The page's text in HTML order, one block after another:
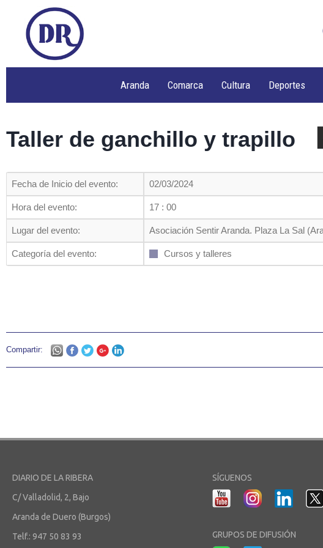
Aranda Comarca Cultura Deportes
Taller de ganchillo y trapillo
Fecha de Inicio del evento: 02/03/2024
Hora del evento: 17 : 00
Lugar del evento: Asociación Sentir Aranda. Plaza La Sal
Categoría del evento: Cursos y talleres
Compartir:
DIARIO DE LA RIBERA
C/ Valladolid, 2, Bajo
Aranda de Duero (Burgos)
Telf.: 947 50 83 93
SÍGUENOS
GRUPOS DE DIFUSIÓN